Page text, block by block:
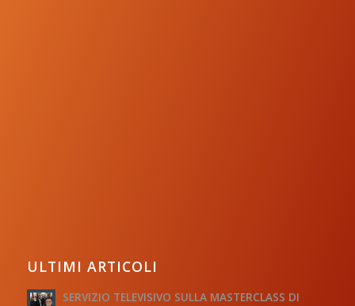
ULTIMI ARTICOLI
SERVIZIO TELEVISIVO SULLA MASTERCLASS DI